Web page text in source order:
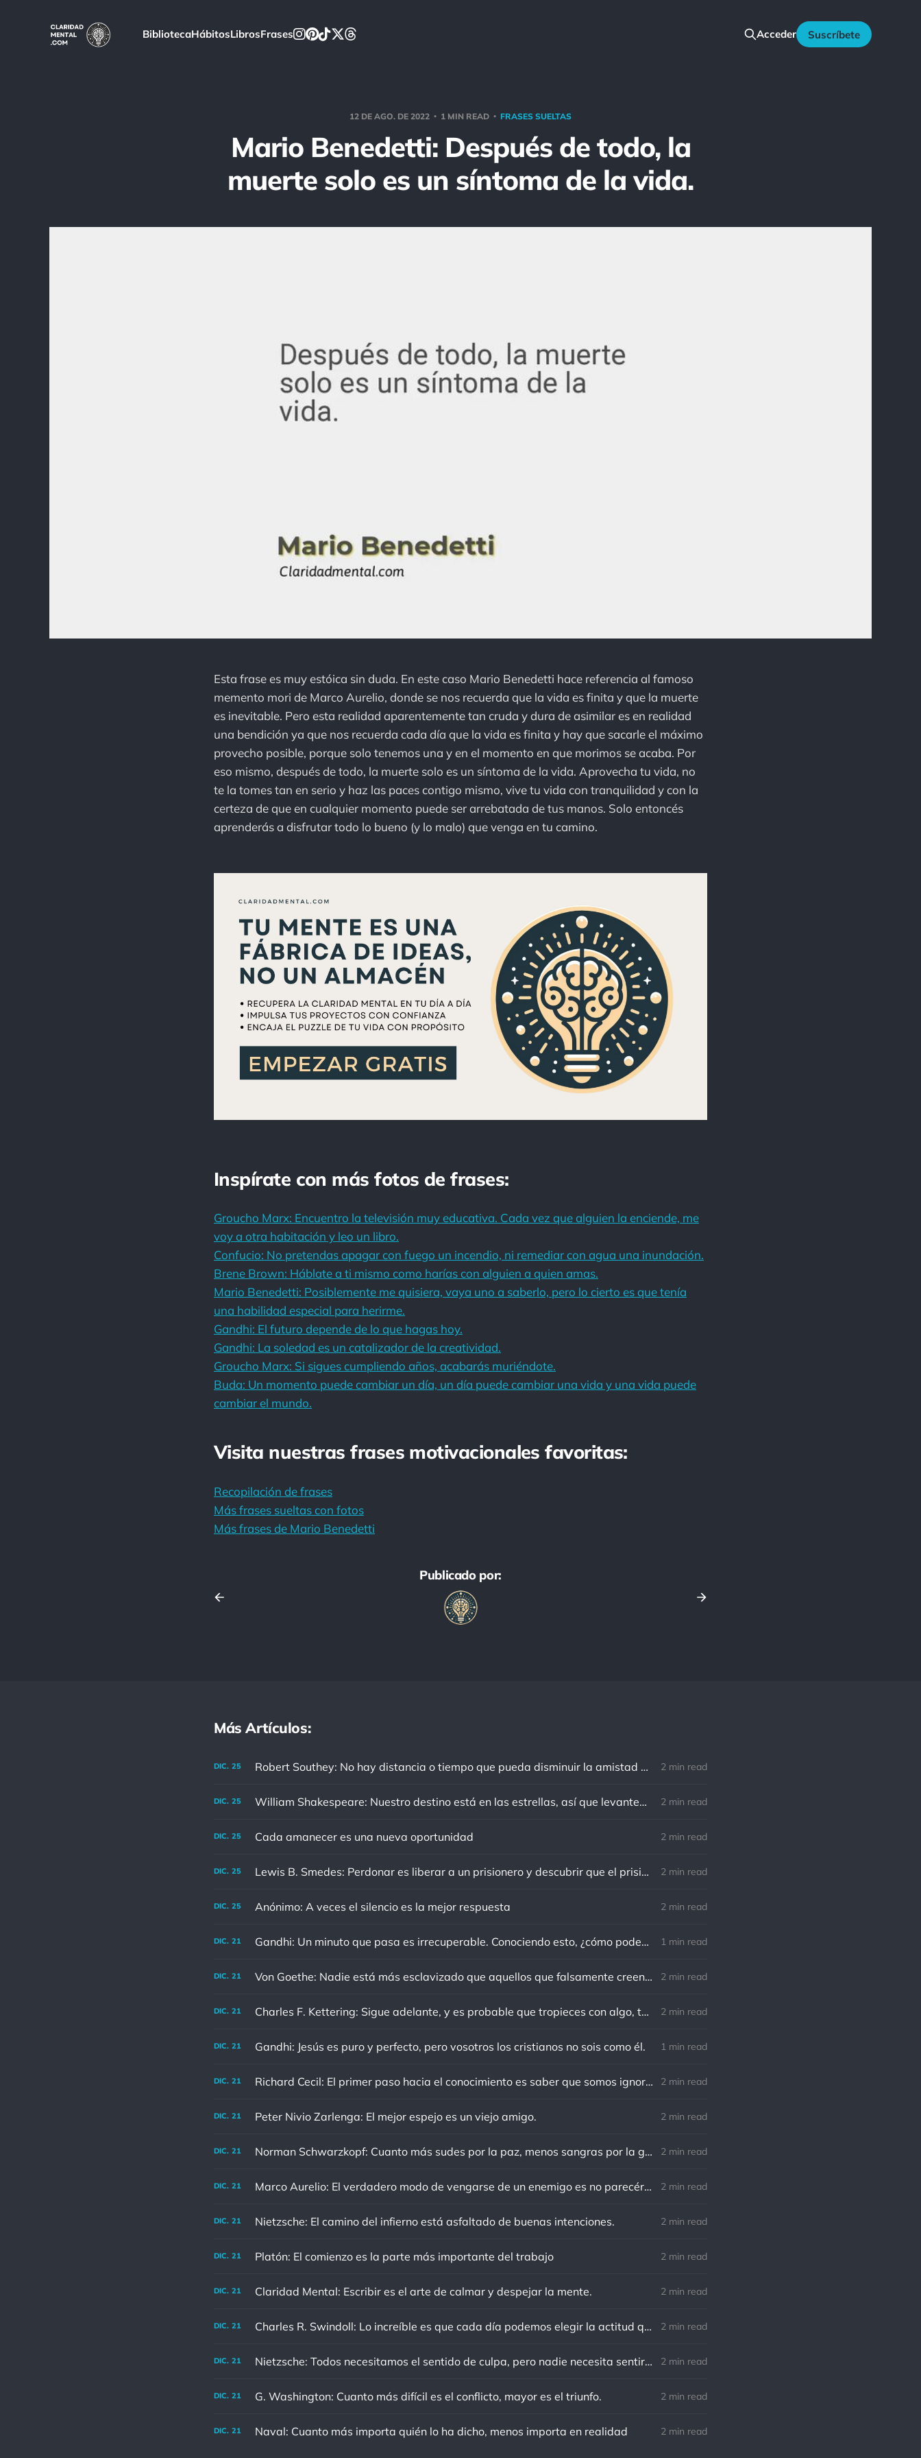
BibliotecaHábitosLibrosFrases Acceder Suscríbete
12 DE AGO. DE 2022 1 MIN READ FRASES SUELTAS
Mario Benedetti: Después de todo, la
muerte solo es un síntoma de la vida.
Esta frase es muy estóica sin duda. En este caso Mario Benedetti hace referencia al famoso
memento mori de Marco Aurelio, donde se nos recuerda que la vida es finita y que la muerte
es inevitable. Pero esta realidad aparentemente tan cruda y dura de asimilar es en realidad
una bendición ya que nos recuerda cada día que la vida es finita y hay que sacarle el máximo
provecho posible, porque solo tenemos una y en el momento en que morimos se acaba. Por
eso mismo, después de todo, la muerte solo es un síntoma de la vida. Aprovecha tu vida, no
te la tomes tan en serio y haz las paces contigo mismo, vive tu vida con tranquilidad y con la
certeza de que en cualquier momento puede ser arrebatada de tus manos. Solo entoncés
aprenderás a disfrutar todo lo bueno (y lo malo) que venga en tu camino.
Inspírate con más fotos de frases:
Groucho Marx: Encuentro la televisión muy educativa. Cada vez que alguien la enciende, me
voy a otra habitación y leo un libro.
Confucio: No pretendas apagar con fuego un incendio, ni remediar con agua una inundación.
Brene Brown: Háblate a ti mismo como harías con alguien a quien amas.
Mario Benedetti: Posiblemente me quisiera, vaya uno a saberlo, pero lo cierto es que tenía
una habilidad especial para herirme.
Gandhi: El futuro depende de lo que hagas hoy.
Gandhi: La soledad es un catalizador de la creatividad.
Groucho Marx: Si sigues cumpliendo años, acabarás muriéndote.
Buda: Un momento puede cambiar un día, un día puede cambiar una vida y una vida puede
cambiar el mundo.
Visita nuestras frases motivacionales favoritas:
Recopilación de frases
Más frases sueltas con fotos
Más frases de Mario Benedetti
Publicado por:
Más Artículos:
DIC. 25 Robert Southey: No hay distancia o tiempo que pueda disminuir la amistad de aquellos que están completamente convencidos del valor del otro 2 min read
DIC. 25 William Shakespeare: Nuestro destino está en las estrellas, así que levantemos nuestros ojos al cielo 2 min read
DIC. 25 Cada amanecer es una nueva oportunidad 2 min read
DIC. 25 Lewis B. Smedes: Perdonar es liberar a un prisionero y descubrir que el prisionero eras tú 2 min read
DIC. 25 Anónimo: A veces el silencio es la mejor respuesta 2 min read
DIC. 21 Gandhi: Un minuto que pasa es irrecuperable. Conociendo esto, ¿cómo podemos malgastar tantas horas? 1 min read
DIC. 21 Von Goethe: Nadie está más esclavizado que aquellos que falsamente creen que son libres. 2 min read
DIC. 21 Charles F. Kettering: Sigue adelante, y es probable que tropieces con algo, tal vez cuando menos lo esperes. Nunca he escuchado hablar de alguien algu 2 min read
DIC. 21 Gandhi: Jesús es puro y perfecto, pero vosotros los cristianos no sois como él. 1 min read
DIC. 21 Richard Cecil: El primer paso hacia el conocimiento es saber que somos ignorantes. 2 min read
DIC. 21 Peter Nivio Zarlenga: El mejor espejo es un viejo amigo. 2 min read
DIC. 21 Norman Schwarzkopf: Cuanto más sudes por la paz, menos sangras por la guerra. 2 min read
DIC. 21 Marco Aurelio: El verdadero modo de vengarse de un enemigo es no parecérsele. 2 min read
DIC. 21 Nietzsche: El camino del infierno está asfaltado de buenas intenciones. 2 min read
DIC. 21 Platón: El comienzo es la parte más importante del trabajo 2 min read
DIC. 21 Claridad Mental: Escribir es el arte de calmar y despejar la mente. 2 min read
DIC. 21 Charles R. Swindoll: Lo increíble es que cada día podemos elegir la actitud que adoptaremos. 2 min read
DIC. 21 Nietzsche: Todos necesitamos el sentido de culpa, pero nadie necesita sentirse culpable. 2 min read
DIC. 21 G. Washington: Cuanto más difícil es el conflicto, mayor es el triunfo. 2 min read
DIC. 21 Naval: Cuanto más importa quién lo ha dicho, menos importa en realidad 2 min read